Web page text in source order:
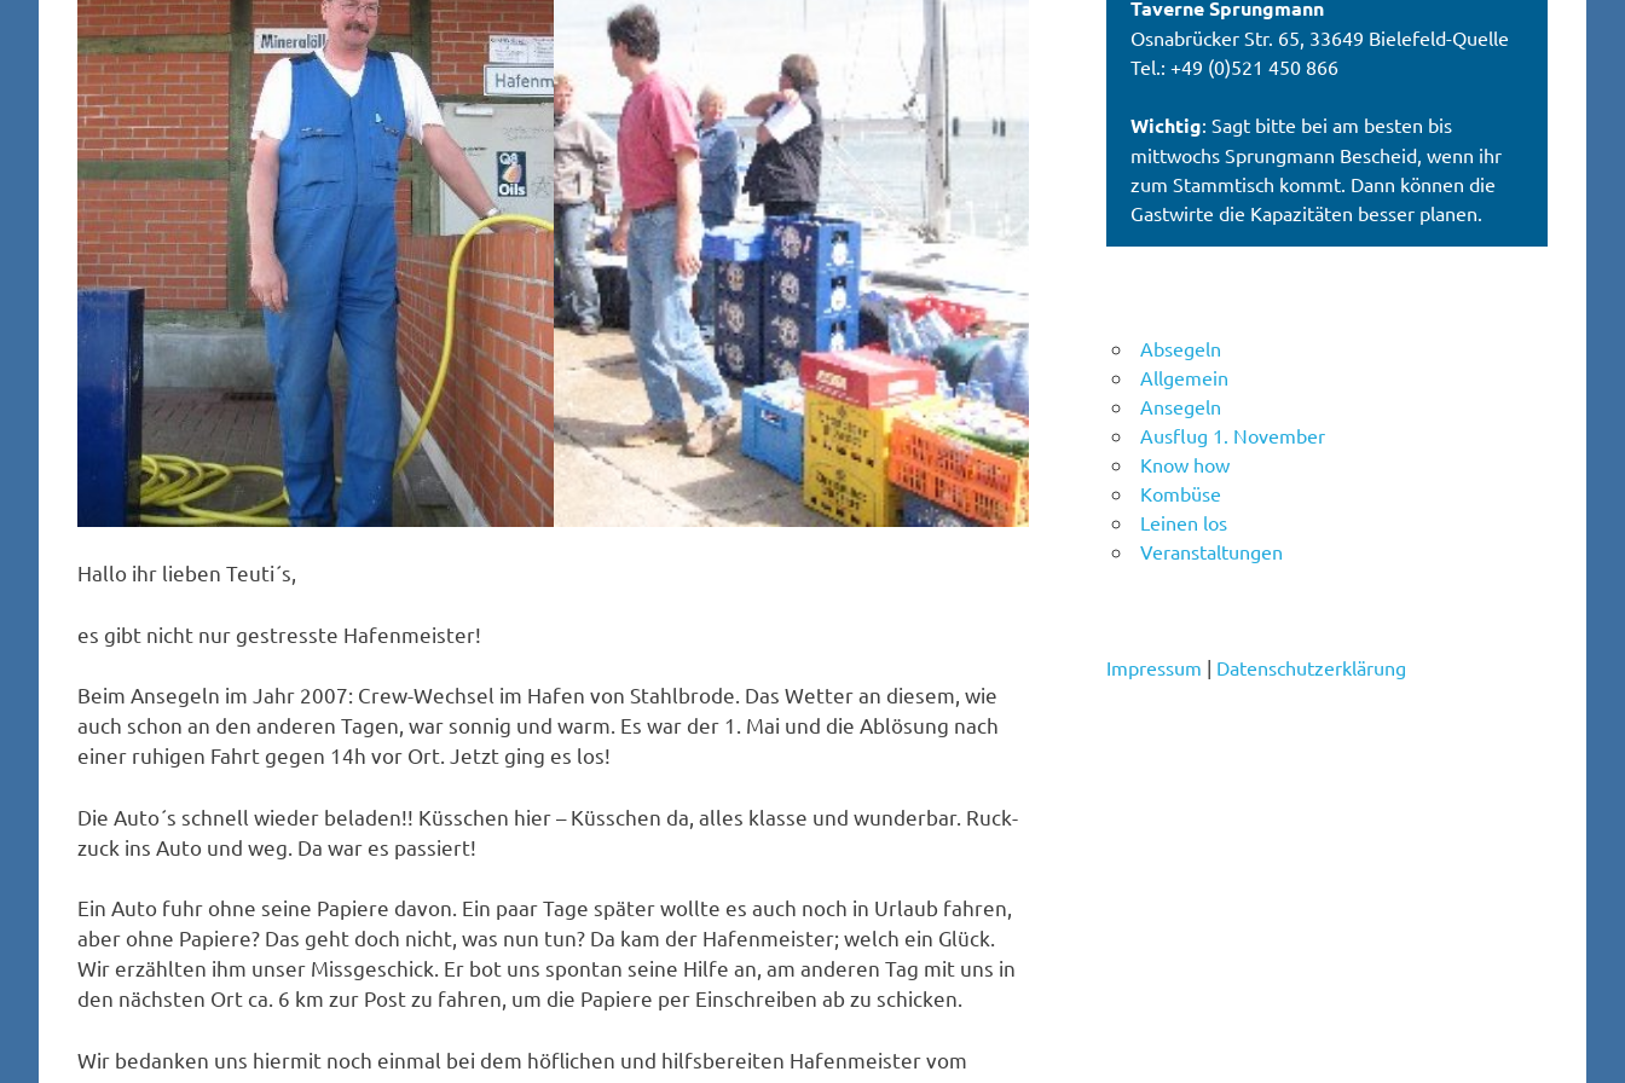
Hallo ihr lieben Teuti´s,
es gibt nicht nur gestresste Hafenmeister!
Beim Ansegeln im Jahr 2007: Crew-Wechsel im Hafen von Stahlbrode. Das Wetter an diesem, wie
auch schon an den anderen Tagen, war sonnig und warm. Es war der 1. Mai und die Ablösung nach
einer ruhigen Fahrt gegen 14h vor Ort. Jetzt ging es los!
Die Auto´s schnell wieder beladen!! Küsschen hier – Küsschen da, alles klasse und wunderbar. Ruck-
zuck ins Auto und weg. Da war es passiert!
Ein Auto fuhr ohne seine Papiere davon. Ein paar Tage später wollte es auch noch in Urlaub fahren,
aber ohne Papiere? Das geht doch nicht, was nun tun? Da kam der Hafenmeister; welch ein Glück.
Wir erzählten ihm unser Missgeschick. Er bot uns spontan seine Hilfe an, am anderen Tag mit uns in
den nächsten Ort ca. 6 km zur Post zu fahren, um die Papiere per Einschreiben ab zu schicken.
Wir bedanken uns hiermit noch einmal bei dem höflichen und hilfsbereiten Hafenmeister vom
Taverne Sprungmann
Osnabrücker Str. 65, 33649 Bielefeld-Quelle
Tel.: +49 (0)521 450 866
Wichtig: Sagt bitte bei am besten bis
mittwochs Sprungmann Bescheid, wenn ihr
zum Stammtisch kommt. Dann können die
Gastwirte die Kapazitäten besser planen.
Absegeln
Allgemein
Ansegeln
Ausflug 1. November
Know how
Kombüse
Leinen los
Veranstaltungen
Impressum | Datenschutzerklärung